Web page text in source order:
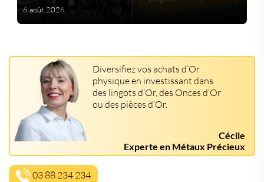
6 août 2026
Diversifiez vos achats d’Or
physique en investissant dans
des lingots d’Or, des Onces d’Or
ou des pièces d’Or.
Cécile
Experte en Métaux Précieux
03 88 234 234